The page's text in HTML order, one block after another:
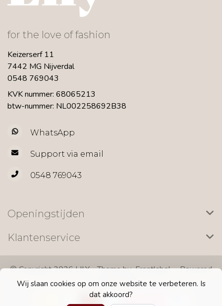
Wij slaan cookies op om onze website te verbeteren. Is
dat akkoord?
for the love of fashion
Keizerserf 11
7442 MG Nijverdal
0548 769043
KVK nummer: 68065213
btw-nummer: NL002258692B38
WhatsApp
Support via email
0548 769043
Openingstijden
Klantenservice
© Copyright 2026 LILY - Theme byFrontlabel- Powered
byLightspeed